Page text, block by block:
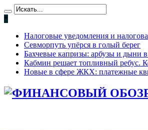
*
Налоговые уведомления и
Севморпуть упёрся в голый берег
Бахчевые капризы: арбузы и дыни
Кабмин решает топливный ребус.
Новые в сфере ЖКХ: платежные